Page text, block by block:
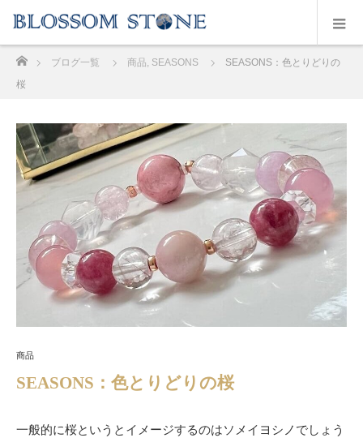
ブログ一覧 商品, SEASONS
SEASONS：色とりどりの
桜
商品
SEASONS：色とりどりの桜
一般的に桜というとイメージするのはソメイヨシノでしょう